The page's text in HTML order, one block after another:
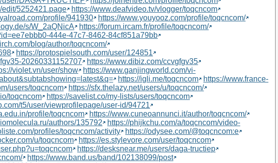
edit/5252421.page
https://www.deafvideo.tv/vlogger/toqcncom
profile/941930
https://www.youyooz.com/profile/toqcncom/
s/W_2aQNicA
https://forum.ircam.fr/profile/toqcncom/
444e-47c7-8462-84cf851a79bb
blog/author/toqcncom/
https://protospielsouth.com/user/124851
20260331152707
https://www.dibiz.com/ccvgfgv35
violet.vn/user/show
https://www.ganjingworld.com/vi-
https://igli.me/toqcncom
https://www.france-
users/toqcncom
https://sfx.thelazy.net/users/u/toqcncom/
toqcncom
https://savelist.co/my-lists/users/toqcncom
t5/user/viewprofilepage/user-id/94721
profile/toqcncom
https://www.cuneoannunci.it/author/toqcncom/
authors/135792
https://phijkchu.com/a/toqcncom/video-
profiles/toqcncom/activity
https://odysee.com/@toqcncom:e
u/toqcncom
https://es.stylevore.com/user/toqcncom
https://desksnear.me/users/daga-tructiep
https://www.band.us/band/102138099/post